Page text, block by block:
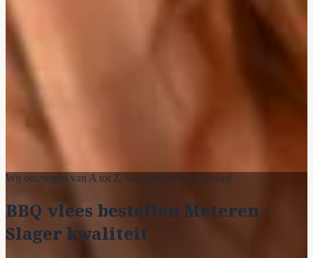
Wij ontzorgen van A tot Z, we doen zelfs de afwas!
BBQ vlees bestellen Meteren -
Slager kwaliteit